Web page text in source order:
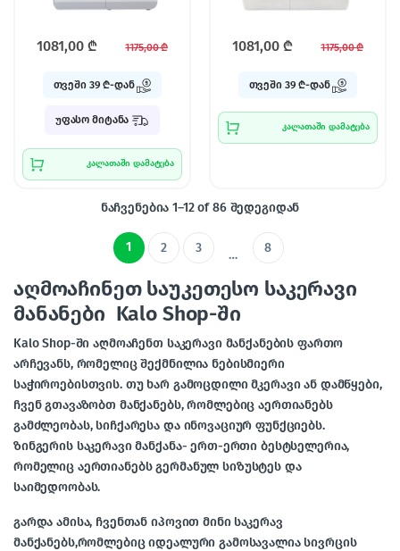
1081,00 ₾ 1175,00₾
თვეში 39 ₾-დან
უფასო მიტანა
კალათაში დამატება
1081,00 ₾ 1175,00₾
თვეში 39 ₾-დან
კალათაში დამატება
ნაჩვენებია 1–12 of 86 შედეგიდან
1 2 3 … 8
აღმოაჩინეთ საუკეთესო საკერავი
მანანები Kalo Shop-ში
Kalo Shop-ში აღმოაჩენთ საკერავი მანქანების ფართო
არჩევანს, რომელიც შექმნილია ნებისმიერი
საჭიროებისთვის. თუ ხარ გამოცდილი მკერავი ან დამწყები,
ჩვენ გთავაზობთ მანქანებს, რომლებიც აერთიანებს
გამძლეობას, სიჩქარესა და ინოვაციურ ფუნქციებს.
ზინგერის საკერავი მანქანა- ერთ-ერთი ბესტსელერია,
რომელიც აერთიანებს გერმანულ სიზუსტეს და
საიმედოობას.
გარდა ამისა, ჩვენთან იპოვითმინი საკერავ
მანქანებს,რომლებიც იდეალური გამოსავალია სივრცის